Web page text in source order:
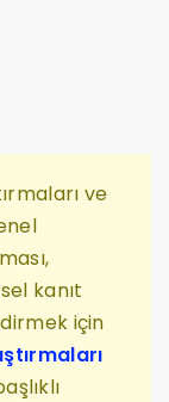
ve
kanıt
için